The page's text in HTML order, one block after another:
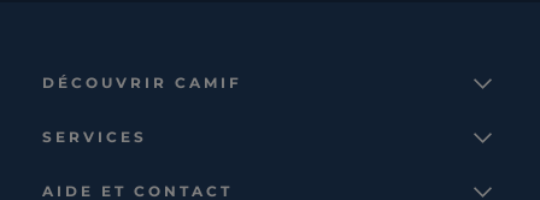
DÉCOUVRIR CAMIF
Nos collections
SERVICES
AIDE ET CONTACT